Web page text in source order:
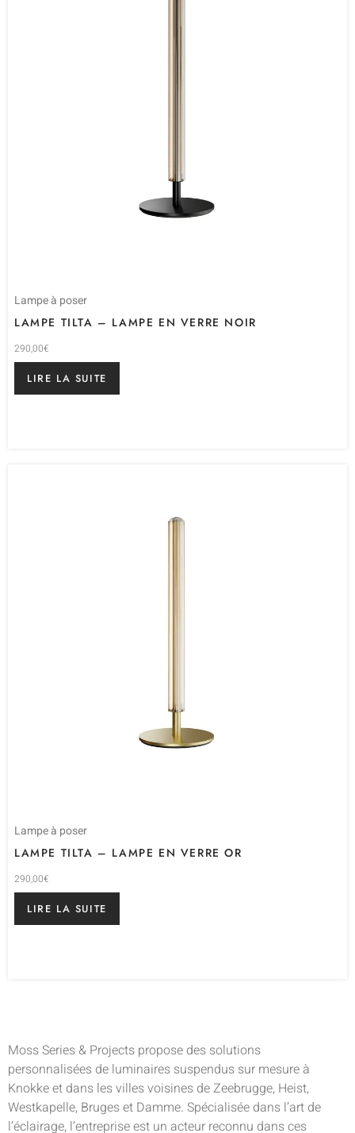
Lampe à poser
LAMPE TILTA – LAMPE EN VERRE NOIR
290,00€
LIRE LA SUITE
Lampe à poser
LAMPE TILTA – LAMPE EN VERRE OR
290,00€
LIRE LA SUITE
Moss Series & Projects propose des solutions
personnalisées de luminaires suspendus sur mesure à
Knokke et dans les villes voisines de Zeebrugge, Heist,
Westkapelle, Bruges et Damme. Spécialisée dans l’art de
l’éclairage, l’entreprise est un acteur reconnu dans ces